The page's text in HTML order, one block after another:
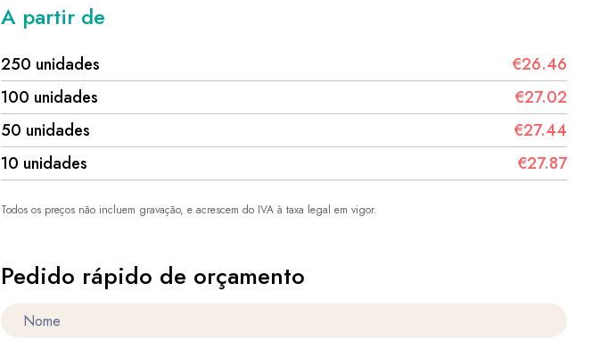
A partir de
250 unidades
€26.46
100 unidades
€27.02
50 unidades
€27.44
10 unidades
€27.87
Todos os preços não incluem gravação, e acrescem do IVA à taxa legal em vigor.
Pedido rápido de orçamento